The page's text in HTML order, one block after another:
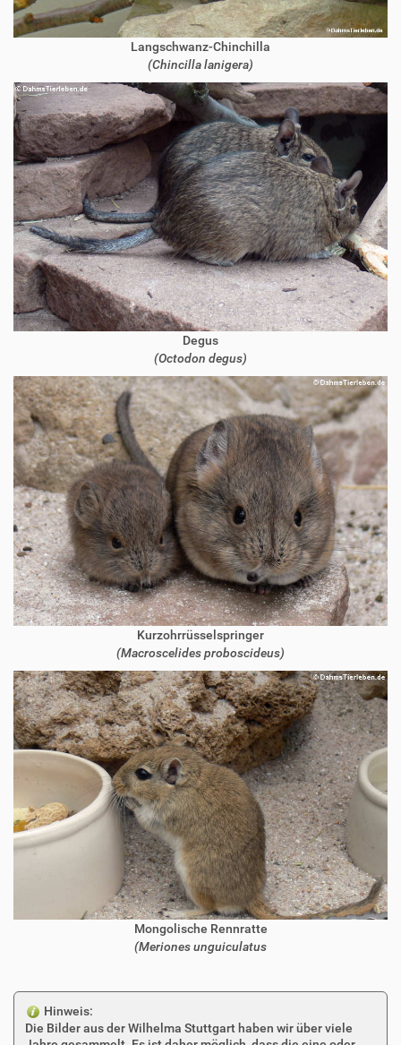
Langschwanz-Chinchilla
(Chincilla lanigera)
Degus
(Octodon degus)
Kurzohrrüsselspringer
(Macroscelides proboscideus)
Mongolische Rennratte
(Meriones unguiculatus
Hinweis:
Die Bilder aus der Wilhelma Stuttgart haben wir über viele